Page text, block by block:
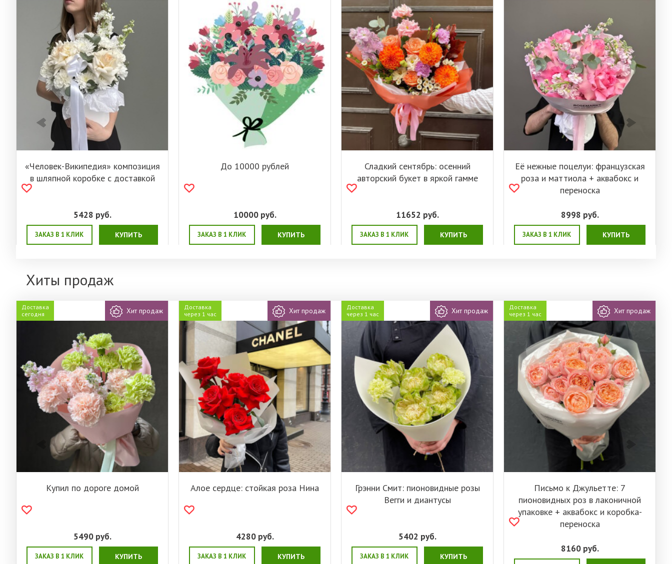
«Человек-Википедия» композиция
в шляпной коробке с доставкой
5428 руб.
ЗАКАЗ В 1 КЛИК КУПИТЬ
До 10000 рублей
10000руб.
ЗАКАЗ В 1 КЛИК КУПИТЬ
Сладкий сентябрь: осенний
авторский букет в яркой гамме
11652 руб.
ЗАКАЗ В 1 КЛИК КУПИТЬ
Её нежные поцелуи: французская
роза и маттиола + аквабокс и
переноска
8998 руб.
ЗАКАЗ В 1 КЛИК КУПИТЬ
Хиты продаж
Доставка
сегодня
Хит продаж
Купил по дороге домой
5490руб.
ЗАКАЗ В 1 КЛИК КУПИТЬ
Доставка
через 1 час
Хит продаж
Алое сердце: стойкая роза Нина
4280руб.
ЗАКАЗ В 1 КЛИК КУПИТЬ
Доставка
через 1 час
Хит продаж
Грэнни Смит: пионовидные розы
Вегги и диантусы
5402 руб.
ЗАКАЗ В 1 КЛИК КУПИТЬ
Доставка
через 1 час
Хит продаж
Письмо к Джульетте: 7
пионовидных роз в лаконичной
упаковке + аквабокс и коробка-
переноска
8160руб.